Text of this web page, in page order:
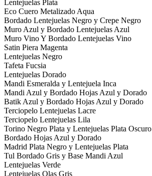
Lentejuelas Plata
Eco Cuero Metalizado Aqua
Bordado Lentejuelas Negro y Crepe Negro
Muro Azul y Bordado Lentejuelas Azul
Muro Vino Y Bordado Lentejuelas Vino
Satin Piera Magenta
Lentejuelas Negro
Tafeta Fucsia
Lentejuelas Dorado
Mandi Esmeralda y Lentejuela Inca
Mandi Azul y Bordado Hojas Azul y Dorado
Batik Azul y Bordado Hojas Azul y Dorado
Terciopelo Lentejuelas Lacre
Terciopelo Lentejuelas Lila
Torino Negro Plata y Lentejuelas Plata Oscuro
Bordado Hojas Azul y Dorado
Madrid Plata Negro y Lentejuelas Plata
Tul Bordado Gris y Base Mandi Azul
Lentejuelas Verde
Lentejuelas Olas Gris